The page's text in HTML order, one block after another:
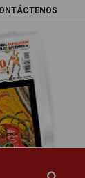
reforma del